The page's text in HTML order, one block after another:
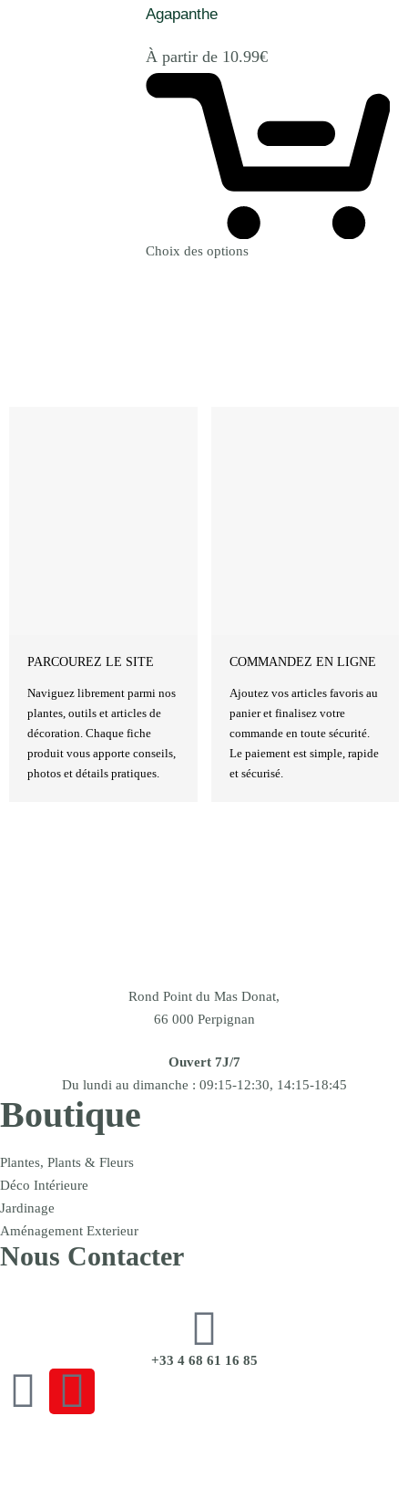
Agapanthe
À partir de 10.99€
Choix des options
PARCOUREZ LE SITE
Naviguez librement parmi nos
plantes, outils et articles de
décoration. Chaque fiche
produit vous apporte conseils,
photos et détails pratiques.
COMMANDEZ EN LIGNE
Ajoutez vos articles favoris au
panier et finalisez votre
commande en toute sécurité.
Le paiement est simple, rapide
et sécurisé.
Rond Point du Mas Donat,
66 000 Perpignan
Ouvert 7J/7
Du lundi au dimanche : 09:15-12:30, 14:15-18:45
Boutique
Plantes, Plants & Fleurs
Déco Intérieure
Jardinage
Aménagement Exterieur
Nous Contacter
+33 4 68 61 16 85